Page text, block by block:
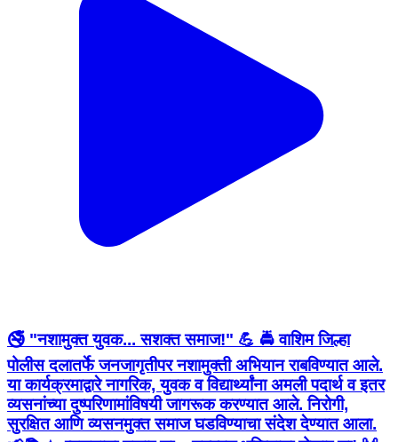
🚭 "नशामुक्त युवक... सशक्त समाज!" 💪 🚔 वाशिम जिल्हा
पोलीस दलातर्फे जनजागृतीपर नशामुक्ती अभियान राबविण्यात आले.
या कार्यक्रमाद्वारे नागरिक, युवक व विद्यार्थ्यांना अमली पदार्थ व इतर
व्यसनांच्या दुष्परिणामांविषयी जागरूक करण्यात आले. निरोगी,
सुरक्षित आणि व्यसनमुक्त समाज घडविण्याचा संदेश देण्यात आला.